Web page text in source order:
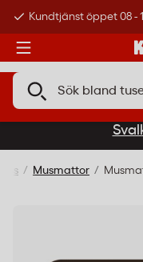
Kundtjänst öppet 08 -
Musmattor